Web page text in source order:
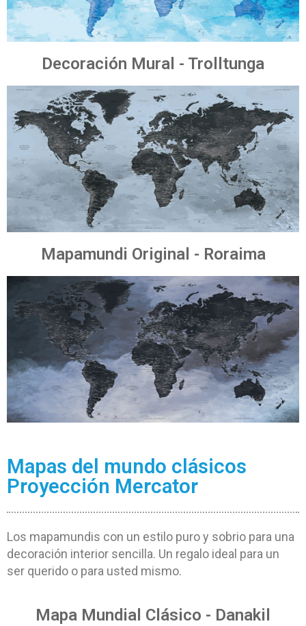
Decoración Mural - Trolltunga
Mapamundi Original - Roraima
Mapas del mundo clásicos
Proyección Mercator
Los mapamundis con un estilo puro y sobrio para una
decoración interior sencilla. Un regalo ideal para un
ser querido o para usted mismo.
Mapa Mundial Clásico - Danakil